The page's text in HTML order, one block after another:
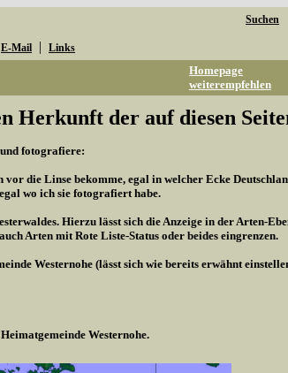
Suchen
E-Mail | Links
Homepage
weiterempfehlen
Herkunft der auf diesen
fotografiere:
die Linse bekomme, egal in welcher Ecke
wo ich sie fotografiert habe.
Hierzu lässt sich die Anzeige in der Arten-
Arten mit Rote Liste-Status oder beides eingrenzen.
Westernohe (lässt sich wie bereits erwähnt
Westernohe.